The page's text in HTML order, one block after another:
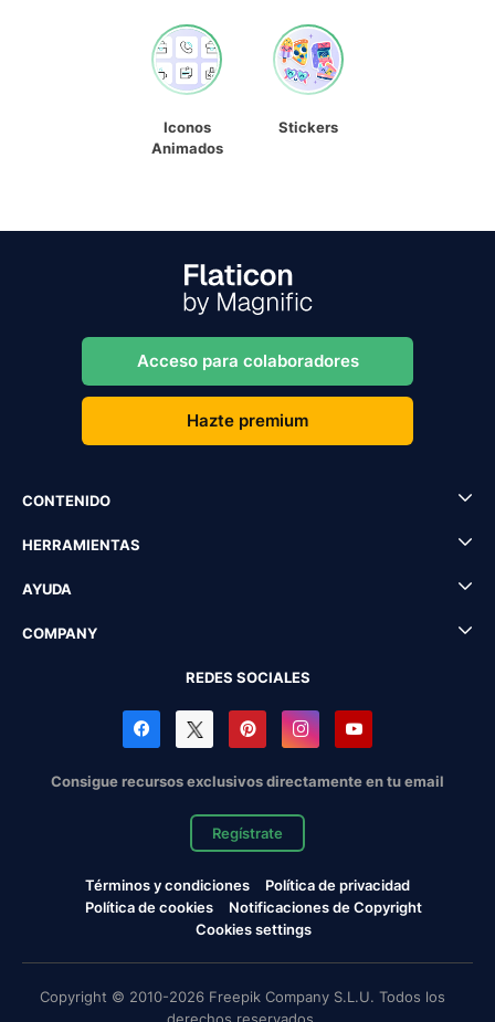
Iconos
Animados
Stickers
Acceso para colaboradores
Hazte premium
CONTENIDO
HERRAMIENTAS
AYUDA
COMPANY
REDES SOCIALES
Consigue recursos exclusivos directamente en tu email
Regístrate
Términos y condiciones
Política de privacidad
Política de cookies
Notificaciones de Copyright
Cookies settings
Copyright © 2010-2026 Freepik Company S.L.U. Todos los